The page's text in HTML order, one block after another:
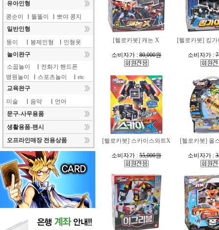
유아인형
콩순이
똘똘이
뽀야 콩지
일반인형
뚱이
봉제인형
인형옷
놀이완구
소꿉놀이
전화기 핸드폰
병원놀이
스포츠놀이
etc
교육완구
미술
음악
언어
문구-사무용품
생활용품-팬시
오프라인매장 전용상품
[헬로카봇] 캐논 X
소비자가 : 80,000원
[헬로카봇] 킹
소비자가 :
[헬로카봇] 스카이스와트X
소비자가 : 55,000원
[헬로카봇] 올
소비자가 :